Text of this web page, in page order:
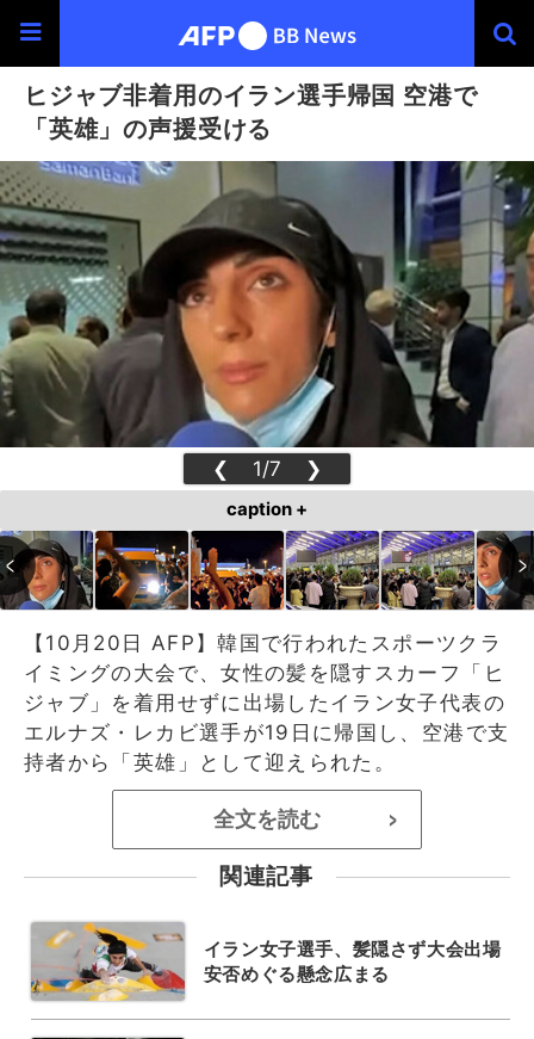
ヒジャブ非着用のイラン選手帰国 空港で
「英雄」の声援受ける
❮ 1/7 ❯
caption +
【10月20日 AFP】韓国で行われたスポーツクラ
イミングの大会で、女性の髪を隠すスカーフ「ヒ
ジャブ」を着用せずに出場したイラン女子代表の
エルナズ・レカビ選手が19日に帰国し、空港で支
持者から「英雄」として迎えられた。
全文を読む >
関連記事
イラン女子選手、髪隠さず大会出場
安否めぐる懸念広まる